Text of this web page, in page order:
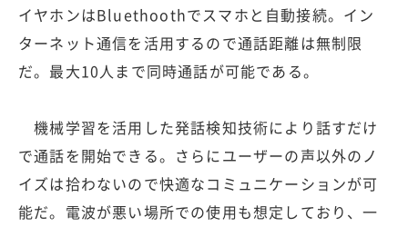
イヤホンはBluethoothでスマホと自動接続。イン
ターネット通信を活用するので通話距離は無制限
だ。最大10人まで同時通話が可能である。
機械学習を活用した発話検知技術により話すだけ
で通話を開始できる。さらにユーザーの声以外のノ
イズは拾わないので快適なコミュニケーションが可
能だ。電波が悪い場所での使用も想定しており、一